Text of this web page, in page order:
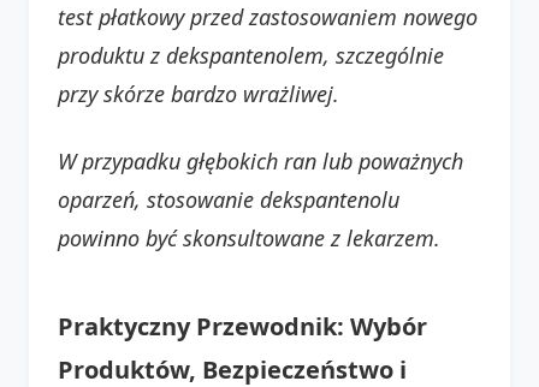
test płatkowy przed zastosowaniem nowego
produktu z dekspantenolem, szczególnie
przy skórze bardzo wrażliwej.
W przypadku głębokich ran lub poważnych
oparzeń, stosowanie dekspantenolu
powinno być skonsultowane z lekarzem.
Praktyczny Przewodnik: Wybór
Produktów, Bezpieczeństwo i